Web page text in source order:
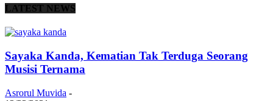
LATEST NEWS
Sayaka Kanda, Kematian Tak Terduga Seorang
Musisi Ternama
Asrorul Muvida -